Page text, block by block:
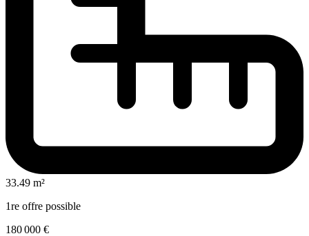
33.49 m²
1re offre possible
180 000 €